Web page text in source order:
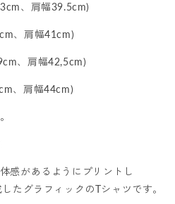
、肩幅39.5cm)
、肩幅41cm)
、肩幅42,5cm)
、肩幅44cm)
感があるようにプリントし
たグラフィックのTシャツです。